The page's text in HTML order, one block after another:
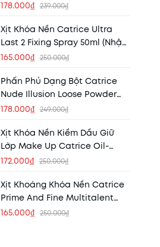
Powder 4,5g - 010 Transparent
178.000₫ 239.000₫
Xịt Khóa Nền Catrice Ultra
Last 2 Fixing Spray 50ml (Nhập
Khẩu)
165.000₫ 250.000₫
Phấn Phủ Dạng Bột Catrice
Nude Illusion Loose Powder
Transparent Matt 11g
178.000₫ 249.000₫
Xịt Khóa Nền Kiềm Dầu Giữ
Lớp Make Up Catrice Oil-
Control Matt Fixing Spray 50ml
172.000₫ 250.000₫
Xịt Khoáng Khóa Nền Catrice
Prime And Fine Multitalent
Fixing Spray 50ml (Mẫu Mới)
165.000₫ 250.000₫